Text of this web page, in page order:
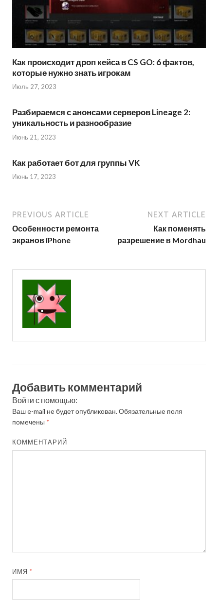
Как происходит дроп кейса в CS GO: 6 фактов,
которые нужно знать игрокам
Июль 27, 2023
Разбираемся с анонсами серверов Lineage 2:
уникальность и разнообразие
Июнь 21, 2023
Как работает бот для группы VK
Июнь 17, 2023
PREVIOUS ARTICLE
Особенности ремонта
экранов iPhone
NEXT ARTICLE
Как поменять
разрешение в Mordhau
Добавить комментарий
Войти с помощью:
Ваш e-mail не будет опубликован.Обязательные поля
помечены *
КОММЕНТАРИЙ
ИМЯ*